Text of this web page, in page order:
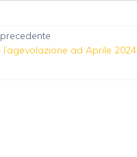
ad Aprile 2024